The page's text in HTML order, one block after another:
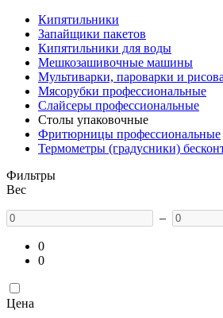
Кипятильники
Запайщики пакетов
Кипятильники для воды
Мешкозашивочные машины
Мультиварки, пароварки и
Мясорубки профессиональные
Слайсеры профессиональные
Столы упаковочные
Фритюрницы профессиональные
Термометры (градусники)
Фильтры
Вес
–
0
0
Цена